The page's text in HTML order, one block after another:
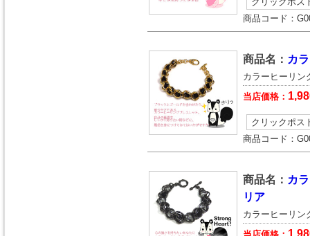
商品コード：
商品名： カ
カラーヒーリン
当店価格：
クリックポス
商品コード：
商品名： カ
リア
カラーヒーリン